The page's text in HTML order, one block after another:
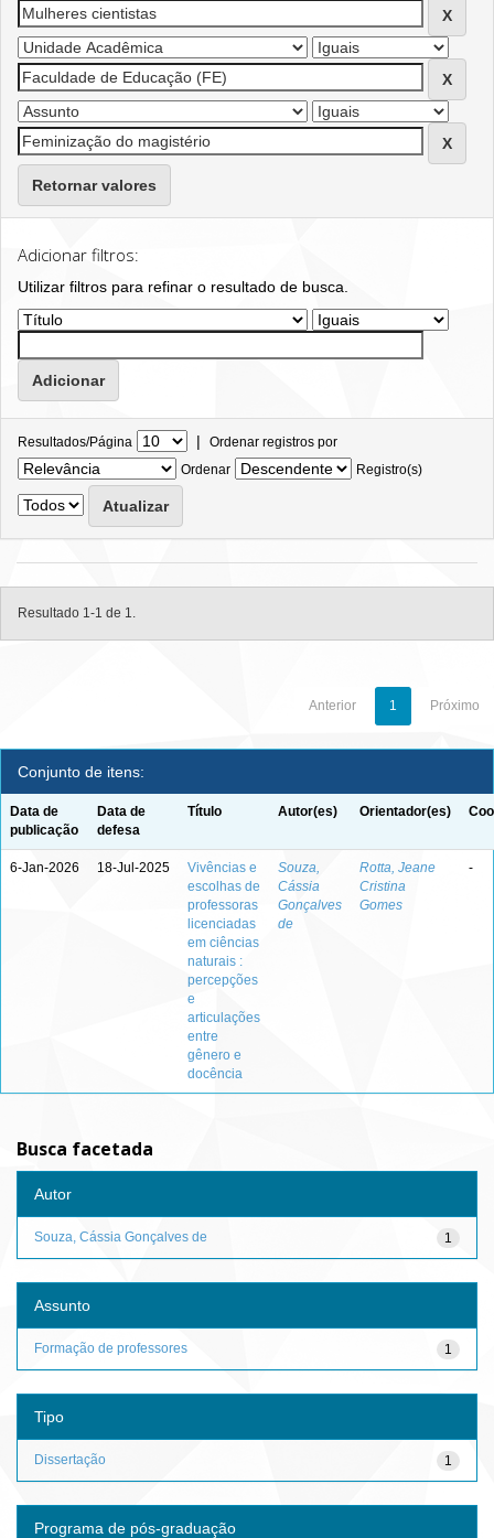
Retornar valores
Adicionar filtros:
Utilizar filtros para refinar o resultado de busca.
Resultados/Página | Ordenar registros por
Ordenar
Registro(s)
Resultado 1-1 de 1.
Anterior 1 Próximo
Conjunto de itens:
Data de
publicação
Data de
defesa
Título Autor(es) Orientador(es)
6-Jan-2026 18-Jul-2025
Vivências e
escolhas de
professoras
licenciadas
em ciências
naturais :
percepções
e
articulações
entre
gênero e
docência
Souza,
Cássia
Gonçalves
de
Rotta, Jeane
Cristina
Gomes
-
Busca facetada
Autor
1
Souza, Cássia Gonçalves de
Assunto
1
Formação de professores
Tipo
1
Dissertação
Programa de pós-graduação